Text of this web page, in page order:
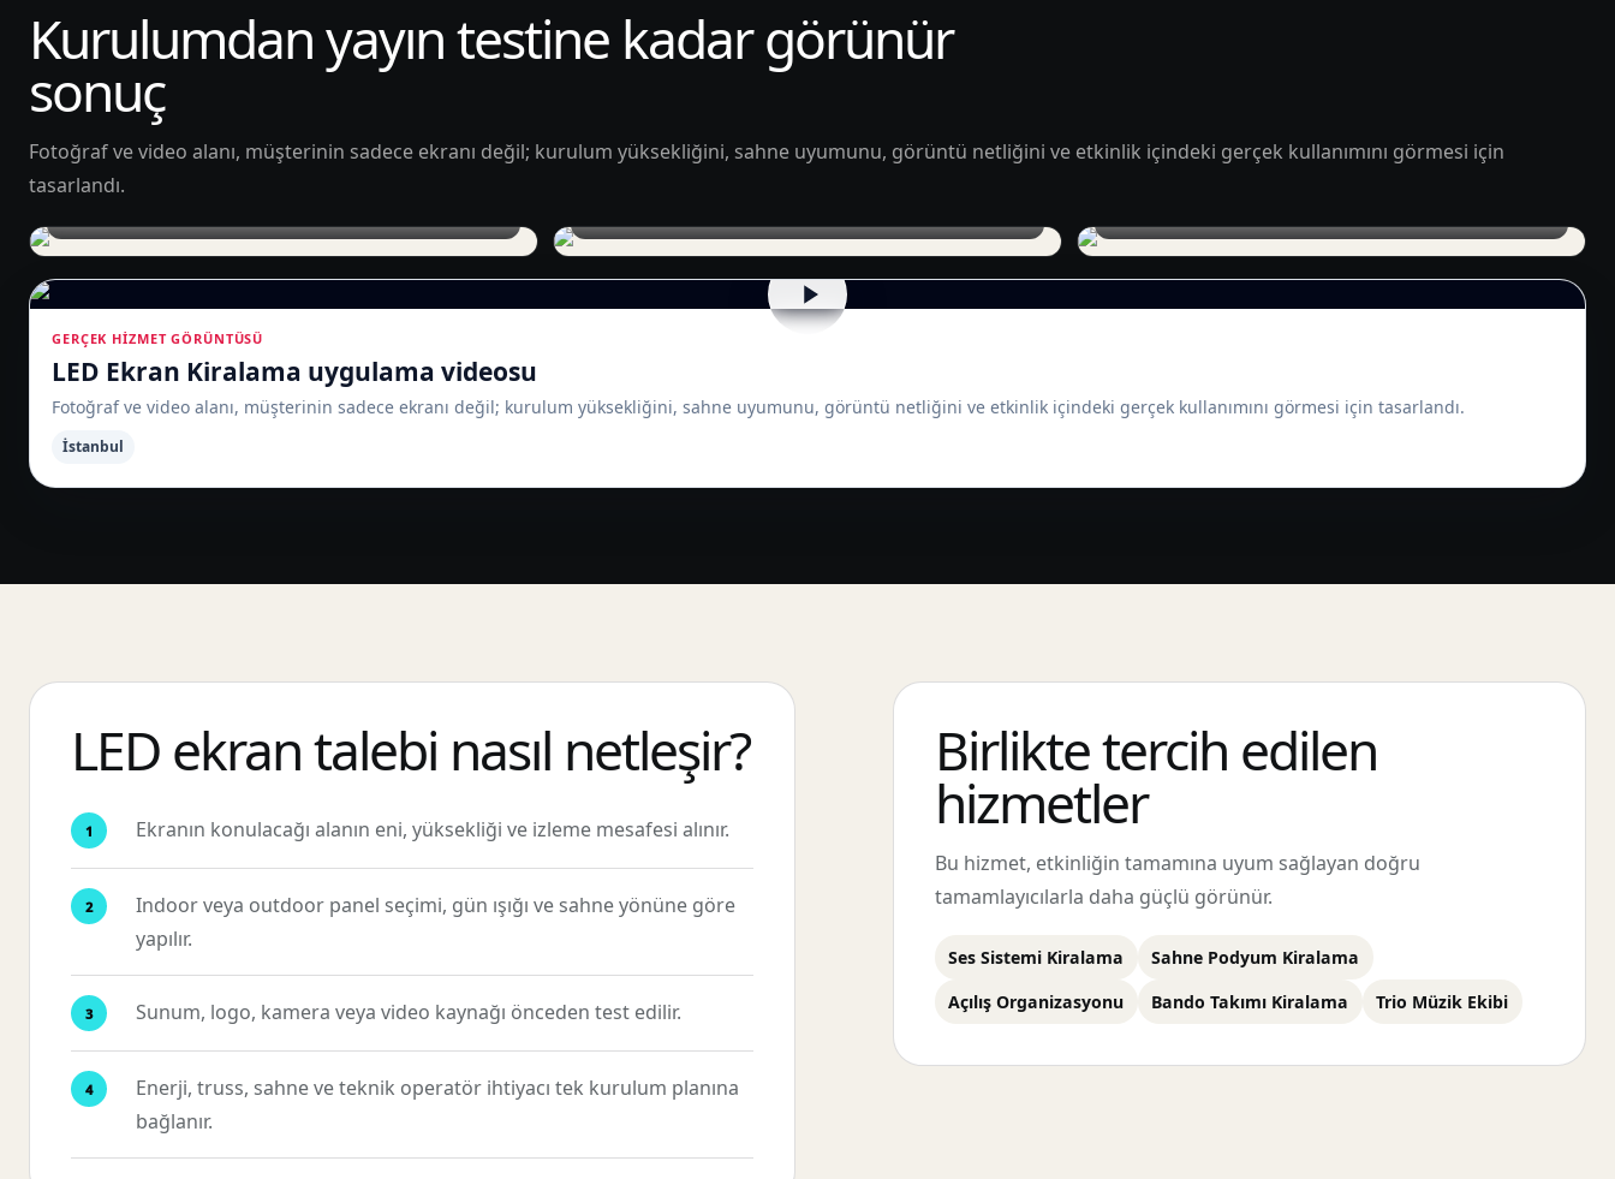
Kurulumdan yayın testine kadar görünür
sonuç
Fotoğraf ve video alanı, müşterinin sadece ekranı değil; kurulum yüksekliğini, sahne uyumunu, görüntü netliğini ve etkinlik içindeki gerçek kullanımını görmesi için
tasarlandı.
GERÇEK HIZMET GÖRÜNTÜSÜ
LED Ekran Kiralama uygulama videosu
Fotoğraf ve video alanı, müşterinin sadece ekranı değil; kurulum yüksekliğini, sahne uyumunu, görüntü netliğini ve etkinlik içindeki gerçek kullanımını görmesi için tasarlandı.
İstanbul
LED ekran talebi nasıl netleşir?
Ekranın konulacağı alanın eni, yüksekliği ve izleme mesafesi alınır.
Indoor veya outdoor panel seçimi, gün ışığı ve sahne yönüne göre
yapılır.
Sunum, logo, kamera veya video kaynağı önceden test edilir.
Enerji, truss, sahne ve teknik operatör ihtiyacı tek kurulum planına
bağlanır.
Birlikte tercih edilen
hizmetler
Bu hizmet, etkinliğin tamamına uyum sağlayan doğru
tamamlayıcılarla daha güçlü görünür.
Ses Sistemi Kiralama
Sahne Podyum Kiralama
Açılış Organizasyonu
Bando Takımı Kiralama Trio Müzik Ekibi